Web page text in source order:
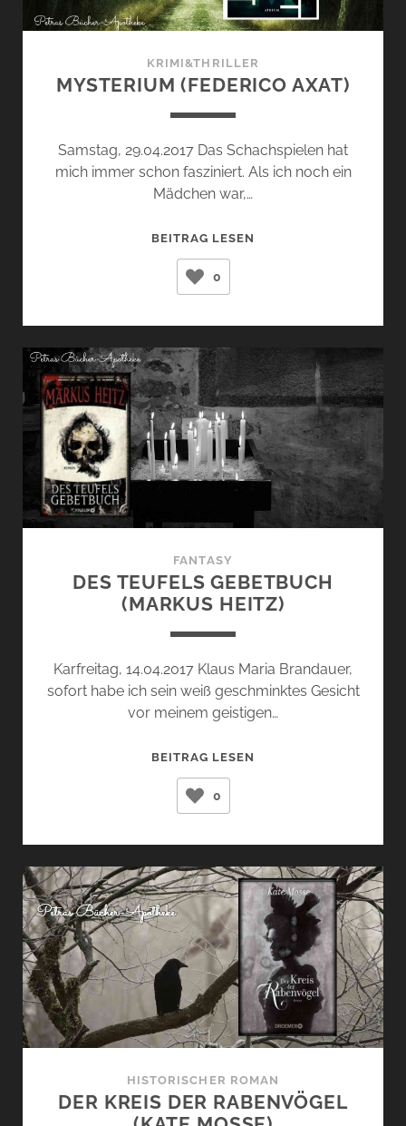
KRIMI&THRILLER
MYSTERIUM (FEDERICO AXAT)
Samstag, 29.04.2017 Das Schachspielen hat
mich immer schon fasziniert. Als ich noch ein
Mädchen war,…
BEITRAG LESEN
0
FANTASY
DES TEUFELS GEBETBUCH
(MARKUS HEITZ)
Karfreitag, 14.04.2017 Klaus Maria Brandauer,
sofort habe ich sein weiß geschminktes Gesicht
vor meinem geistigen…
BEITRAG LESEN
HEITZ)
0
HISTORISCHER ROMAN
DER KREIS DER RABENVÖGEL